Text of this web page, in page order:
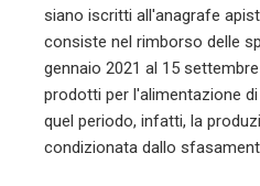
siano iscritti all'anagrafe
consiste nel rimborso delle
gennaio 2021 al 15
prodotti per l'alimentazione
quel periodo, infatti, la
condizionata dallo